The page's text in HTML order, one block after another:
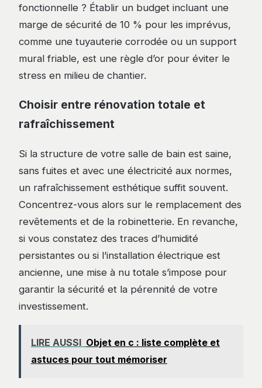
fonctionnelle ? Établir un budget incluant une
marge de sécurité de 10 % pour les imprévus,
comme une tuyauterie corrodée ou un support
mural friable, est une règle d’or pour éviter le
stress en milieu de chantier.
Choisir entre rénovation totale et
rafraîchissement
Si la structure de votre salle de bain est saine,
sans fuites et avec une électricité aux normes,
un rafraîchissement esthétique suffit souvent.
Concentrez-vous alors sur le remplacement des
revêtements et de la robinetterie. En revanche,
si vous constatez des traces d’humidité
persistantes ou si l’installation électrique est
ancienne, une mise à nu totale s’impose pour
garantir la sécurité et la pérennité de votre
investissement.
LIRE AUSSI Objet en c : liste complète et
astuces pour tout mémoriser